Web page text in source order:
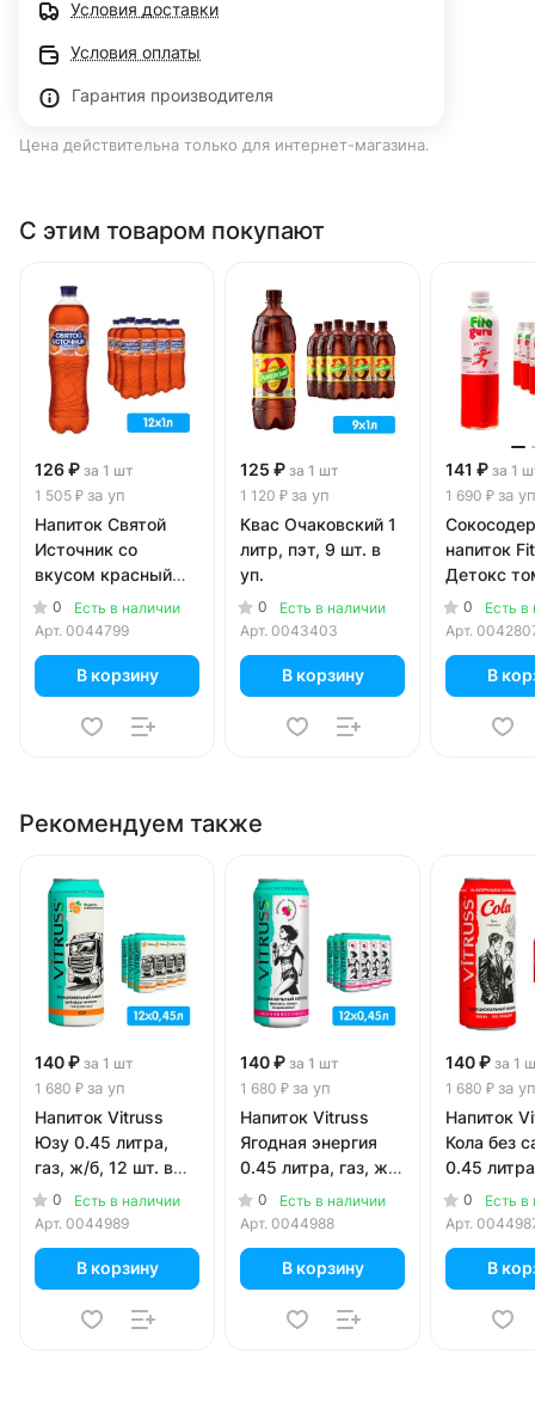
Условия доставки
Условия оплаты
Гарантия производителя
Цена действительна только для интернет-магазина.
С этим товаром покупают
126 ₽ за 1 шт
1 505 ₽ за уп
Напиток Святой
Источник со
вкусом красный
апельсин 1 литр,
газ, пэт, 12 шт. в уп.
0
Есть в наличии
Арт. 0044799
В корзину
125 ₽ за 1 шт
1 120 ₽ за уп
Квас Очаковский 1
литр, пэт, 9 шт. в
уп.
0
Есть в наличии
Арт. 0043403
В корзину
141 ₽ за 1
1 690 ₽ за уп
напиток
Детокс
базилик
стекло,
0
Есть в
Арт.
В
Рекомендуем также
140 ₽ за 1 шт
1 680 ₽ за уп
Напиток Vitruss
Юзу 0.45 литра,
газ, ж/б, 12 шт. в
уп.0
Есть в наличии
Арт. 0044989
В корзину
140 ₽ за 1 шт
1 680 ₽ за уп
Напиток Vitruss
Ягодная энергия
0.45 литра, газ, ж/
б, 12 шт. в уп.
0
Есть в наличии
Арт. 0044988
В корзину
140 ₽ за 1
1 680 ₽ за уп
Напиток
Кола без
0.45
б, 12 шт. в
0
Есть в
Арт.
В